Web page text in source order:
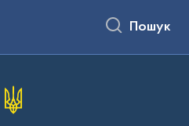
Пошук